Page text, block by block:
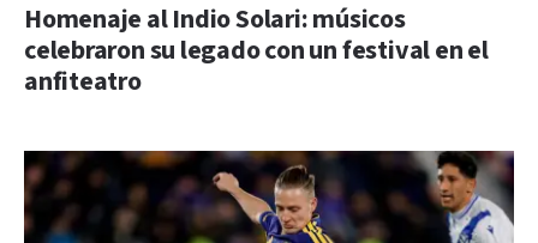
Homenaje al Indio Solari: músicos
celebraron su legado con un festival en el
anfiteatro